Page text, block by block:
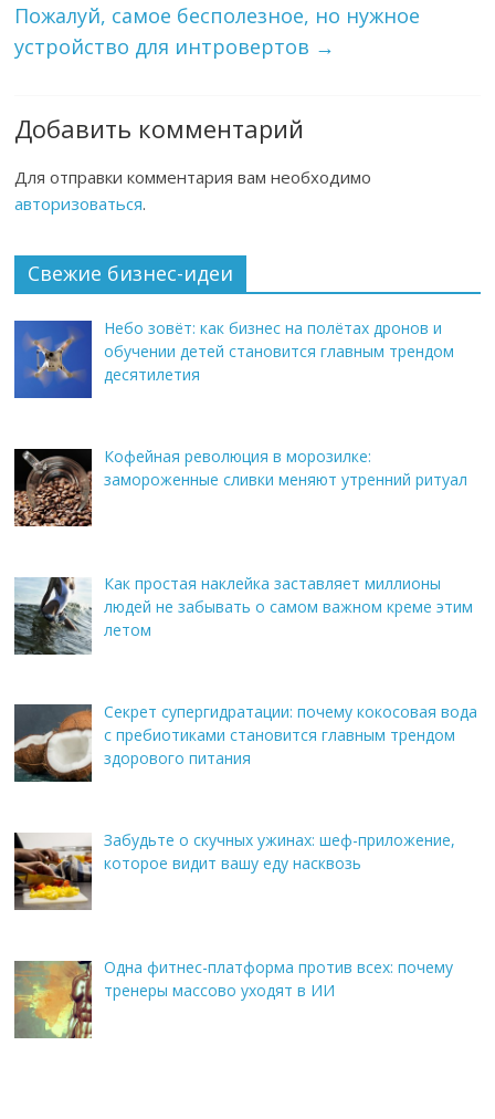
Пожалуй, самое бесполезное, но нужное
устройство для интровертов →
Добавить комментарий
Для отправки комментария вам необходимо
авторизоваться.
Свежие бизнес-идеи
Небо зовёт: как бизнес на полётах дронов и
обучении детей становится главным трендом
десятилетия
Кофейная революция в морозилке:
замороженные сливки меняют утренний ритуал
Как простая наклейка заставляет миллионы
людей не забывать о самом важном креме этим
летом
Секрет супергидратации: почему кокосовая вода
с пребиотиками становится главным трендом
здорового питания
Забудьте о скучных ужинах: шеф-приложение,
которое видит вашу еду насквозь
Одна фитнес-платформа против всех: почему
тренеры массово уходят в ИИ